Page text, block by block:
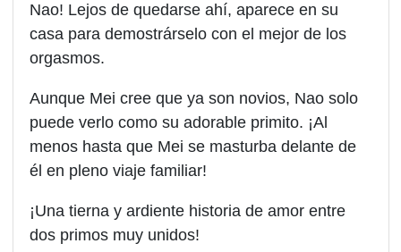
Nao! Lejos de quedarse ahí, aparece en su
casa para demostrárselo con el mejor de los
orgasmos.
Aunque Mei cree que ya son novios, Nao solo
puede verlo como su adorable primito. ¡Al
menos hasta que Mei se masturba delante de
él en pleno viaje familiar!
¡Una tierna y ardiente historia de amor entre
dos primos muy unidos!